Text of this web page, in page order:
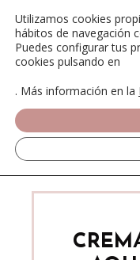
Utilizamos cookies
hábitos de navegación
Puedes configurar tus
cookies pulsando en
. Más información en la